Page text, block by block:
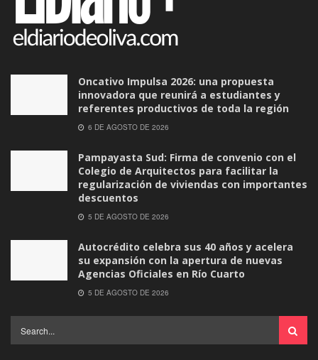
Oncativo Impulsa 2026: una propuesta
innovadora que reunirá a estudiantes y
referentes productivos de toda la región
6 DE AGOSTO DE 2026
Pampayasta Sud: Firma de convenio con el
Colegio de Arquitectos para facilitar la
regularización de viviendas con importantes
descuentos
5 DE AGOSTO DE 2026
Autocrédito celebra sus 40 años y acelera
su expansión con la apertura de nuevas
Agencias Oficiales en Río Cuarto
5 DE AGOSTO DE 2026